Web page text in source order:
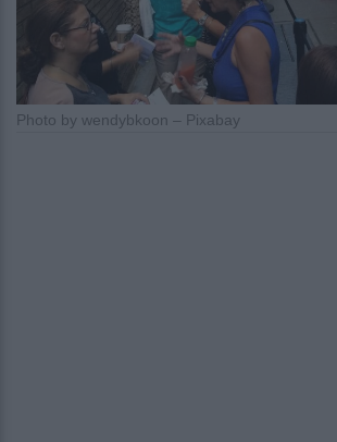
Photo by wendybkoon – Pixabay